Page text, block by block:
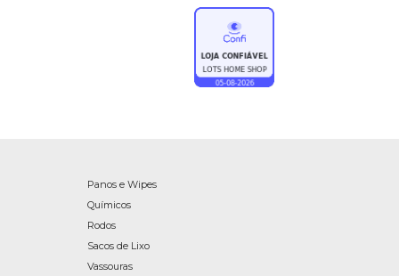
Panos e Wipes
Químicos
Rodos
Sacos de Lixo
Vassouras